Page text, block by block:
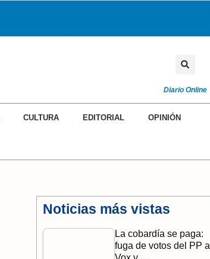
Diario Online
CULTURA EDITORIAL OPINIÓN
Noticias más vistas
La cobardía se paga:
fuga de votos del PP a